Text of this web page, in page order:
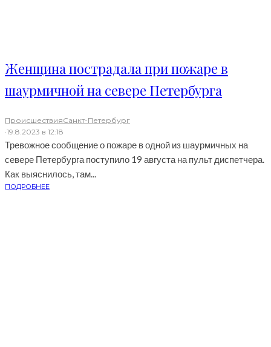
Женщина пострадала при пожаре в
шаурмичной на севере Петербурга
ПроисшествияСанкт-Петербург
·19.8.2023 в 12:18
Тревожное сообщение о пожаре в одной из шаурмичных на
севере Петербурга поступило 19 августа на пульт диспетчера.
Как выяснилось, там...
ПОДРОБНЕЕ